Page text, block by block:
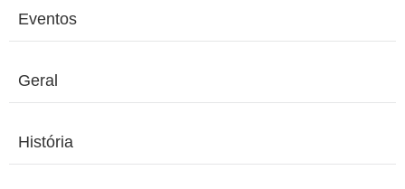
Eventos
Geral
História